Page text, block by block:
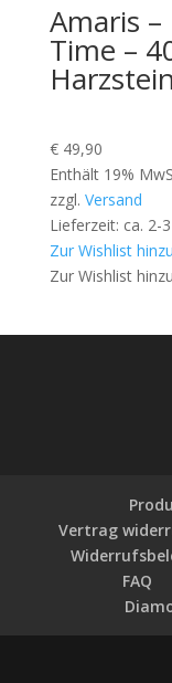
Amaris
Time –
€49,90
Enthält 19%
zzgl. Versand
Lieferzeit: ca. 2-
Zur Wishlist
Zur Wishlist
Vertrag
FAQ